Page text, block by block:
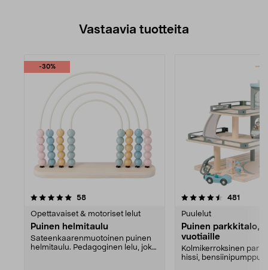
Vastaavia tuotteita
-30%
58arvostelut
Opettavaiset & motoriset lelut
Puinen helmitaulu
Sateenkaarenmuotoinen puinen
helmitaulu. Pedagoginen lelu, joka
4.5viidestä
481
Puulelut
Puinen parkkitalo,
vuotiaille
Kolmikerroksinen
hissi, bensiinipumppu